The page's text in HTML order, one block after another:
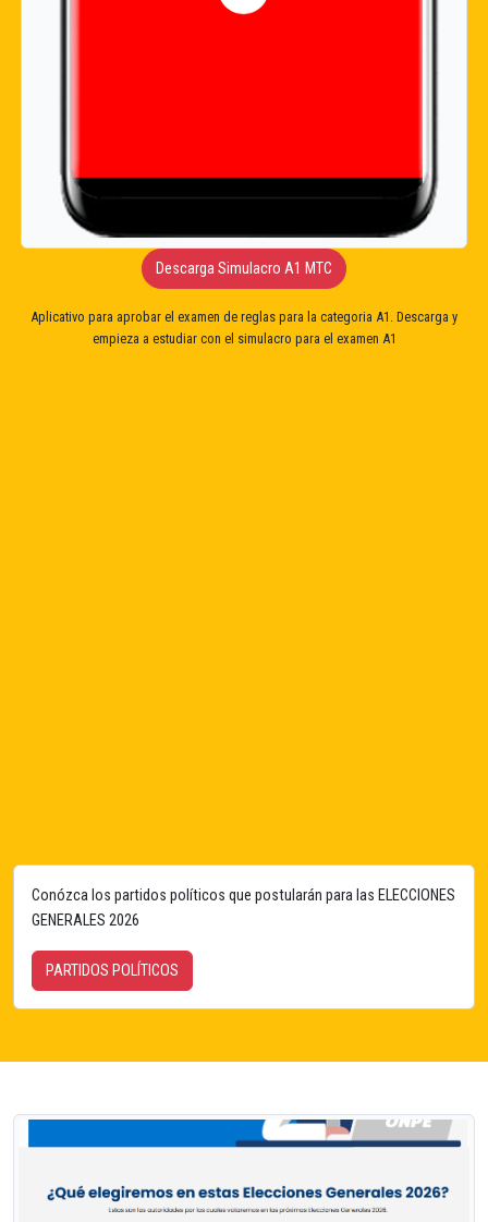
Descarga Simulacro A1 MTC
Aplicativo para aprobar el examen de reglas para la categoria A1. Descarga y
empieza a estudiar con el simulacro para el examen A1
Conózca los partidos políticos que postularán para las ELECCIONES
GENERALES 2026
PARTIDOS POLÍTICOS